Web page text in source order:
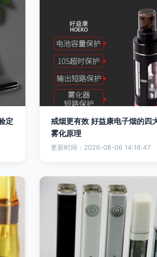
定
戒烟更有效 好益康电子烟的四
雾化原理
更新时间：2026-08-06 14:16:47